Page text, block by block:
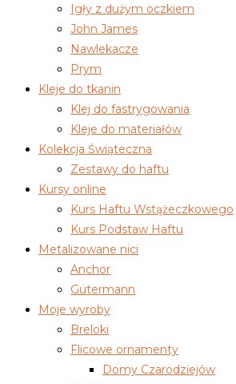
Igły z dużym oczkiem
John James
Nawlekacze
Prym
Kleje do tkanin
Klej do fastrygowania
Kleje do materiałów
Kolekcja Świąteczna
Zestawy do haftu
Kursy online
Kurs Haftu Wstążeczkowego
Kurs Podstaw Haftu
Metalizowane nici
Anchor
Gutermann
Moje wyroby
Breloki
Flicowe ornamenty
Domy Czarodziejów